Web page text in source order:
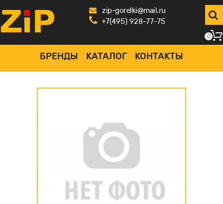
zip-gorelki@mail.ru
+7(495) 928-77-75
БРЕНДЫ КАТАЛОГ КОНТАКТЫ
0